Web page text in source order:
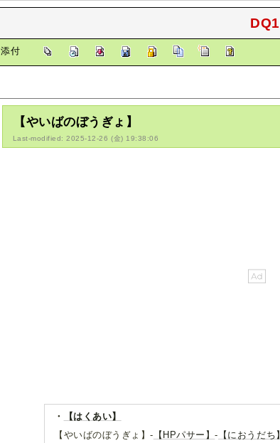
添付
【やいばのぼうぎょ】
Last-modified: 2025-12-26 (金) 19:38:06
・
【はくあい】
【やいばのぼうぎょ】- 【HPパサー】- 【におうだち】